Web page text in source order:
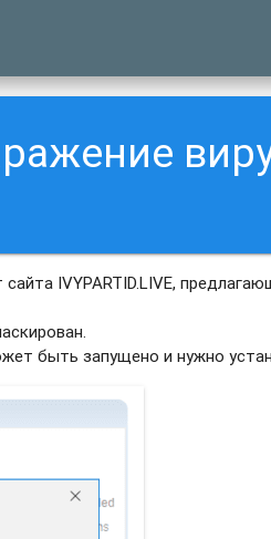
IVYPARTID.LIVE,
быть запущено и нужно